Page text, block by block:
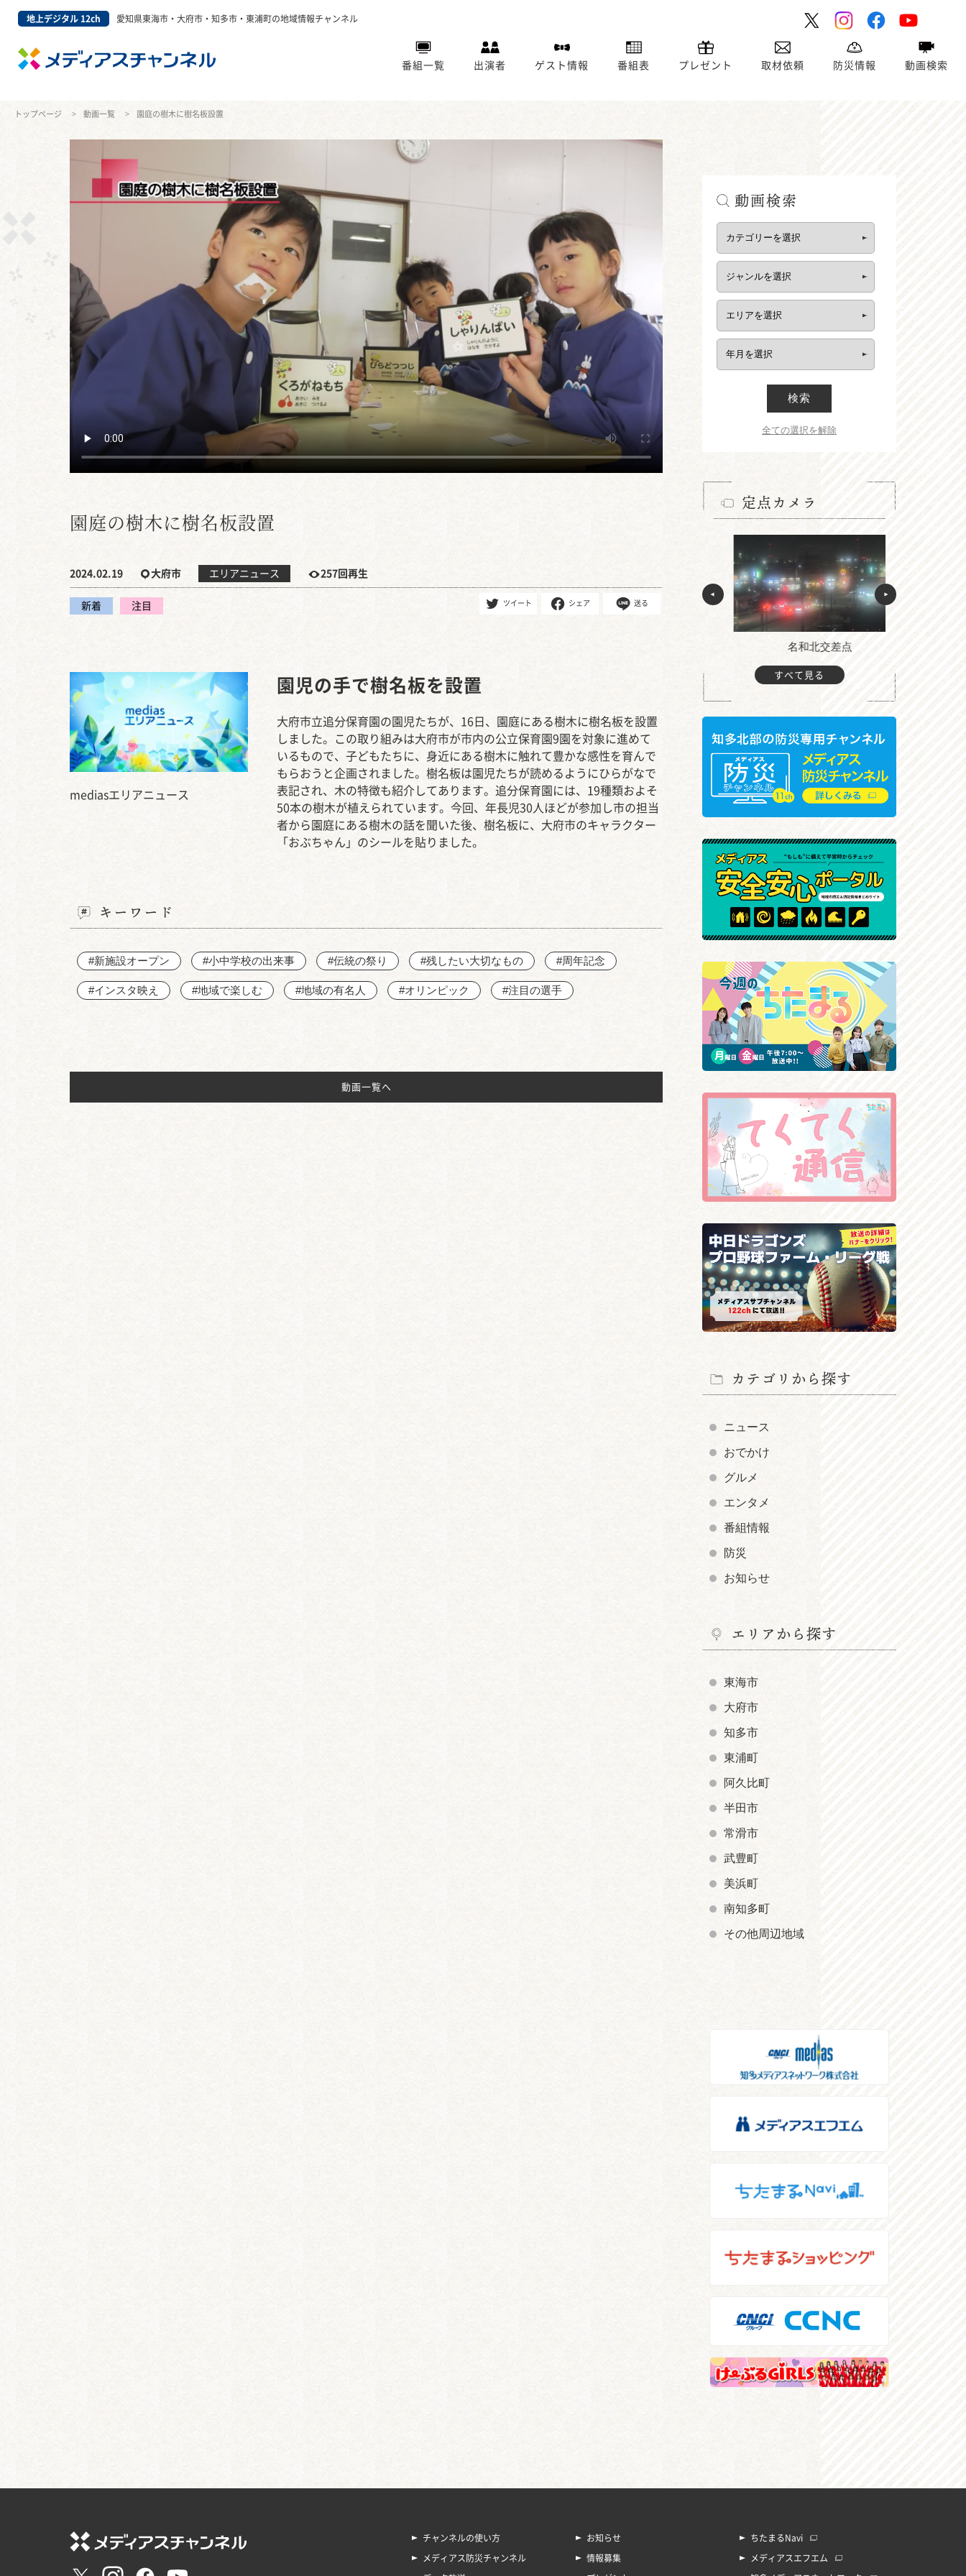
地上デジタル 12ch 愛知県東海市・大府市・知多市・東浦町の地域情報チャンネル
番組一覧 出演者 ゲスト情報 番組表 プレゼント 取材依頼 防災情報 動画検索
トップページ 動画一覧 園庭の樹木に樹名板設置
園庭の樹木に樹名板設置
2024.02.19 大府市 エリアニュース 257回再生
新着 注目 ツイート シェア 送る
mediasエリアニュース
園児の手で樹名板を設置
大府市立追分保育園の園児たちが、16日、園庭にある樹木に樹名板を設置
しました。この取り組みは大府市が市内の公立保育園9園を対象に進めて
いるもので、子どもたちに、身近にある樹木に触れて豊かな感性を育んで
もらおうと企画されました。樹名板は園児たちが読めるようにひらがなで
表記され、木の特徴も紹介してあります。追分保育園には、19種類およそ
50本の樹木が植えられています。今回、年長児30人ほどが参加し市の担当
者から園庭にある樹木の話を聞いた後、樹名板に、大府市のキャラクター
「おぶちゃん」のシールを貼りました。
キーワード
#新施設オープン #小中学校の出来事 #伝統の祭り #残したい大切なもの #周年記念
#インスタ映え #地域で楽しむ #地域の有名人 #オリンピック #注目の選手
動画一覧へ
動画検索
検索
全ての選択を解除
定点カメラ
名和北交差点
すべて見る
カテゴリから探す
ニュース
おでかけ
グルメ
エンタメ
番組情報
防災
お知らせ
エリアから探す
東海市
大府市
知多市
東浦町
阿久比町
半田市
常滑市
武豊町
美浜町
南知多町
その他周辺地域
チャンネルの使い方
メディアス防災チャンネル
お知らせ
情報募集
ちたまるNavi
メディアスエフエム